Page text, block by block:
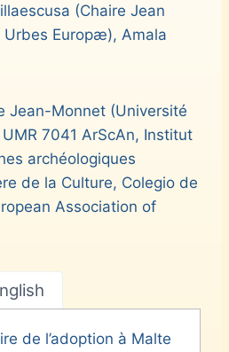
(Chaire Jean
Europæ), Amala
Jean-Monnet (Université
7041 ArScAn, Institut
archéologiques
de la Culture, Colegio de
Association of
de l’adoption à Malte